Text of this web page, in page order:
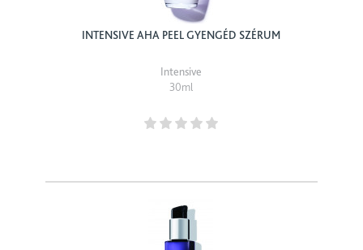
INTENSIVE AHA PEEL GYENGÉD SZÉRUM
Intensive
30ml